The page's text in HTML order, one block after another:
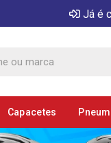
Já é
Capacetes